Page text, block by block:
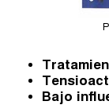
Bajo